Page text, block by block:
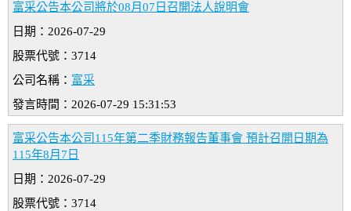
富采公告本公司將於08月07日召開法人說明會
日期：2026-07-29
股票代號：3714
公司名稱： 富采
發言時間：2026-07-29 15:31:53
富采公告本公司115年第二季財務報告董事會 預計召開日期為
115年8月7日
日期：2026-07-29
股票代號：3714